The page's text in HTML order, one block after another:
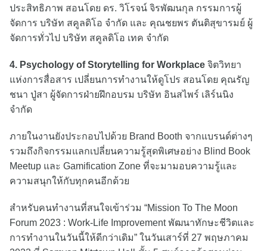
ประสิทธิภาพ สอนโดย ดร. วิโรจน์ จิรพัฒนกุล กรรมการผู้
จัดการ บริษัท สคูลดิโอ จำกัด และ คุณชยพร ตันติสุขารมย์ ผู้
จัดการทั่วไป บริษัท สคูลดิโอ เทค จำกัด
4. Psychology of Storytelling for Workplace จิตวิทยา
แห่งการสื่อสาร เปลี่ยนการทำงานให้ดูโปร สอนโดย คุณรัญ
ชนา ปู่สา ผู้จัดการฝ่ายฝึกอบรม บริษัท อินสไพร์ เลิร์นนิง
จำกัด
ภายในงานยังประกอบไปด้วย Brand Booth จากแบรนด์ต่างๆ
รวมถึงกิจกรรมแลกเปลี่ยนความรู้สุดพิเศษอย่าง Blind Book
Meetup และ Gamification Zone ที่จะมามอบความรู้และ
ความสนุกให้กับทุกคนอีกด้วย
สำหรับคนทำงานที่สนใจเข้าร่วม “Mission To The Moon
Forum 2023 : Work-Life Improvement พัฒนาทักษะชีวิตและ
การทำงานในวันนี้ให้ดีกว่าเดิม” ในวันเสาร์ที่ 27 พฤษภาคม